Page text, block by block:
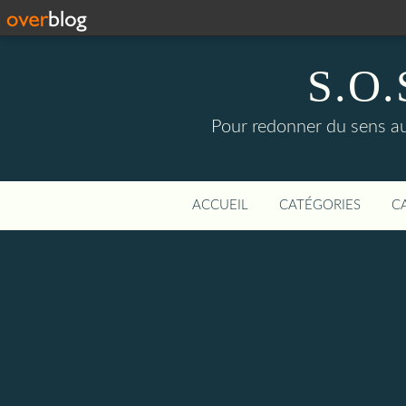
Pour redonner du sens
ACCUEIL CATÉGORIES